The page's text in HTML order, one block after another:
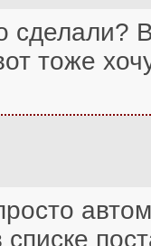
сделали?
тоже